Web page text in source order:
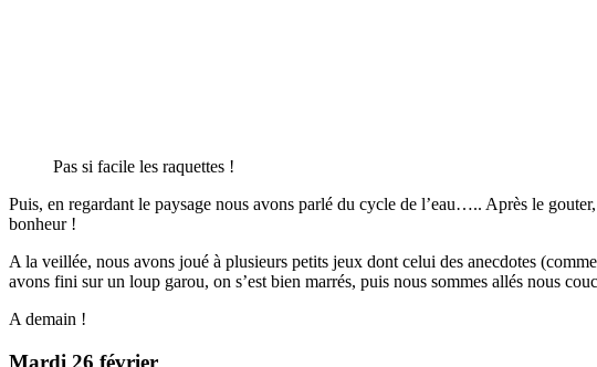
Pas si facile les raquettes !
Puis, en regardant le paysage nous avons parlé du cycle de l’eau….. Après le
bonheur !
A la veillée, nous avons joué à plusieurs petits jeux dont celui des anecdotes
avons fini sur un loup garou, on s’est bien marrés, puis nous sommes allés nous
A demain !
Mardi 26 février